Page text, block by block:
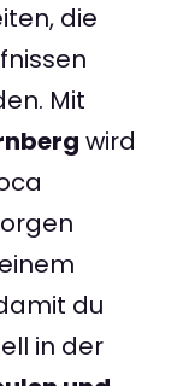
die
Mit
wird
du
in der